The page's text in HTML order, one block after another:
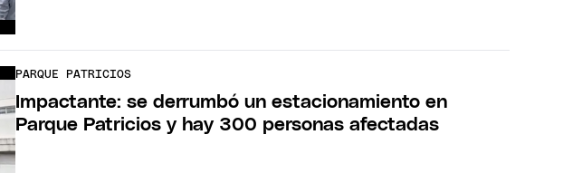
PARQUE PATRICIOS
Impactante: se derrumbó un estacionamiento en
Parque Patricios y hay 300 personas afectadas